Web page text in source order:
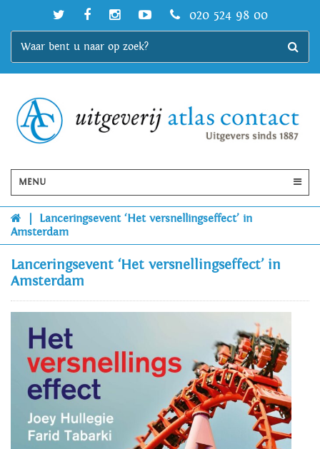
020 524 98 00
MENU
Lanceringsevent ‘Het versnellingseffect’ in
Amsterdam
Lanceringsevent ‘Het versnellingseffect’ in
Amsterdam